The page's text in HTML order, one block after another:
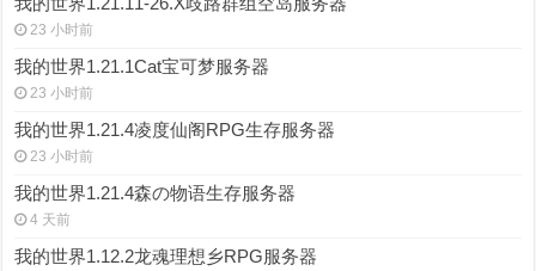
23 小时前
我的世界1.21.1Cat宝可梦服务器
23 小时前
我的世界1.21.4凌度仙阁RPG生存服务器
23 小时前
我的世界1.21.4森の物语生存服务器
4 天前
我的世界1.12.2龙魂理想乡RPG服务器